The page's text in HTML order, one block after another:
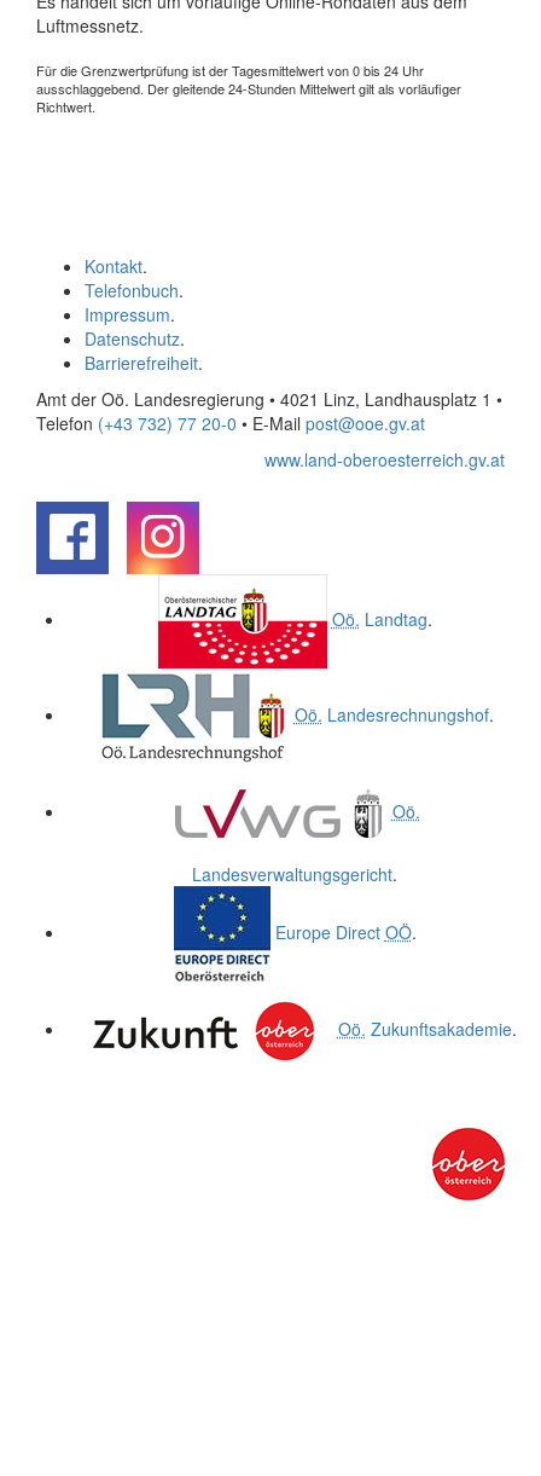
Luftmessnetz.
Für die Grenzwertprüfung ist der Tagesmittelwert von 0 bis 24 Uhr
ausschlaggebend. Der gleitende 24-Stunden Mittelwert gilt als vorläufiger
Richtwert.
Kontakt.
Telefonbuch.
Impressum.
Datenschutz.
Barrierefreiheit.
Amt der Oö. Landesregierung • 4021 Linz, Landhausplatz 1 •
Telefon (+43 732) 77 20-0 • E-Mail post@ooe.gv.at
www.land-oberoesterreich.gv.at
Oö. Landtag.
Oö. Landesrechnungshof.
Oö.
Landesverwaltungsgericht.
Europe Direct OÖ.
Oö. Zukunftsakademie.